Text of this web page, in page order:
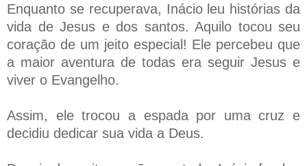
Enquanto se recuperava, Inácio leu histórias da
vida de Jesus e dos santos. Aquilo tocou seu
coração de um jeito especial! Ele percebeu que
a maior aventura de todas era seguir Jesus e
viver o Evangelho.
Assim, ele trocou a espada por uma cruz e
decidiu dedicar sua vida a Deus.